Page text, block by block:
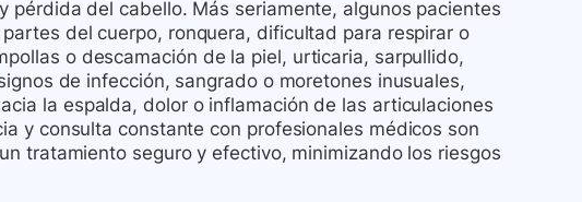
del cabello. Más seriamente, algunos pacientes
del cuerpo, ronquera, dificultad para respirar o
o descamación de la piel, urticaria, sarpullido,
de infección, sangrado o moretones inusuales,
la espalda, dolor o inflamación de las articulaciones
y consulta constante con profesionales médicos son
tratamiento seguro y efectivo, minimizando los riesgos